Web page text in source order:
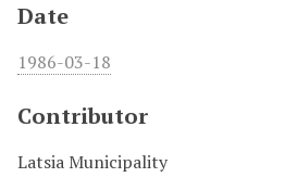
Date
1986-03-18
Contributor
Latsia Municipality